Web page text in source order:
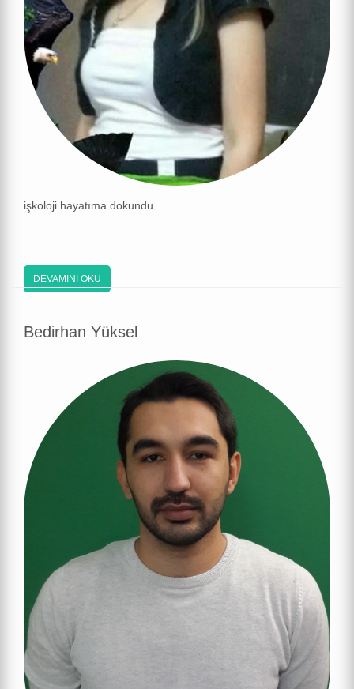
işkoloji hayatıma dokundu
DEVAMINI OKU
Bedirhan Yüksel